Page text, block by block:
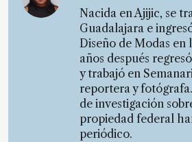
Nacida en Ajijic, se
Guadalajara e
Diseño de Modas en
años después
y trabajó en
reportera y
de investigación
propiedad federal
periódico.